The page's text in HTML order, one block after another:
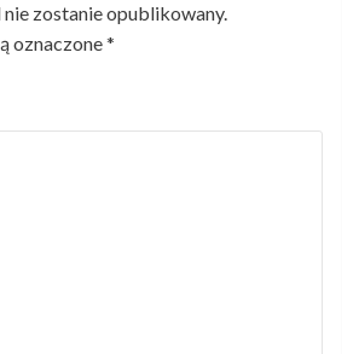
zostanie opublikowany.
oznaczone*